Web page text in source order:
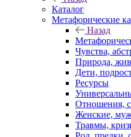
Каталог
Mетафорические
Назад
Чувства,
Природа,
Дети,
Ресурсы
Отношения,
Женские,
Травмы,